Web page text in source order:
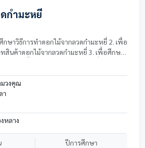
กำมะหยี่
ษาวิธีการทำดอกไม้จากลวดกำมะหยี่ 2. เพื่อ
ดอกไม้จากลวดกำมะหยี่ 3. เพื่อศึกษา
มวงคุณ
า
หลาง
ปีการศึกษา